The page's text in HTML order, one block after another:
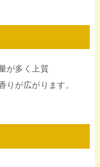
が多く上質
りが広がります。